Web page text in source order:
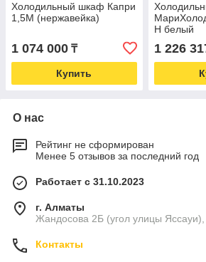
Холодильный шкаф Капри
1,5М (нержавейка)
1 074 000 ₸
Купить
Н белый
1 226
О нас
Рейтинг не сформирован
Менее 5 отзывов за последний год
Работает с 31.10.2023
г. Алматы
Жандосова 2Б (угол улицы
Контакты